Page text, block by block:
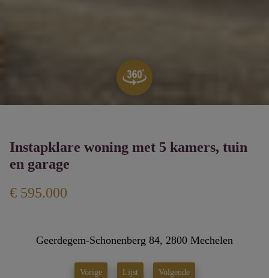
Instapklare woning met 5 kamers, tuin
en garage
€ 595.000
Geerdegem-Schonenberg 84, 2800 Mechelen
Vorige Lijst Volgende